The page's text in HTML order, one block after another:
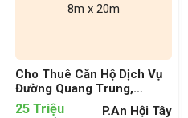
8m x 20m
Cho Thuê Căn Hộ Dịch Vụ
Đường Quang Trung,
Phường An Hội Tây, Quận
25 Triệu P.An Hội Tây